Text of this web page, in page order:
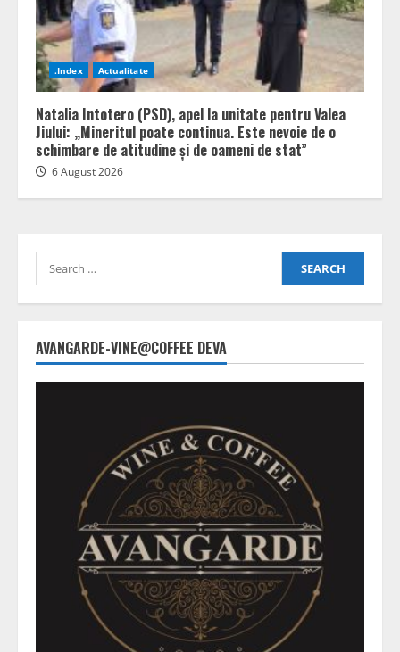
.Index Actualitate
Natalia Intotero (PSD), apel la unitate pentru Valea
Jiului: „Mineritul poate continua. Este nevoie de o
schimbare de atitudine și de oameni de stat”
6 August 2026
Search
for:
AVANGARDE-VINE@COFFEE DEVA